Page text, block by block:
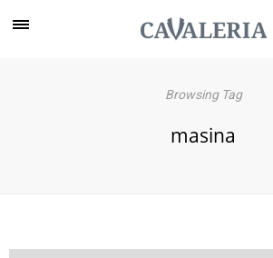
Browsing Tag
masina